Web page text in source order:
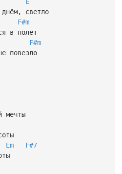
светло
F#m
в полёт
F#m
Em
F#7